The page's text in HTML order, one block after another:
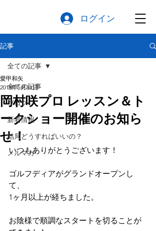
ログイン
記事
全ての記事
ブログ
新着情報
結局どうすればいいの？
メルマガ
全ての記事
岡村咲プロ レッスン＆ト
ークショー開催のお知ら
せ！
愛甲和矢
2018年5月31日
いつもありがとうございます！
ゴルフディアがグランドオープンし
て、
1ヶ月以上が経ちました。
お陰様で順調なスタートを切ることが